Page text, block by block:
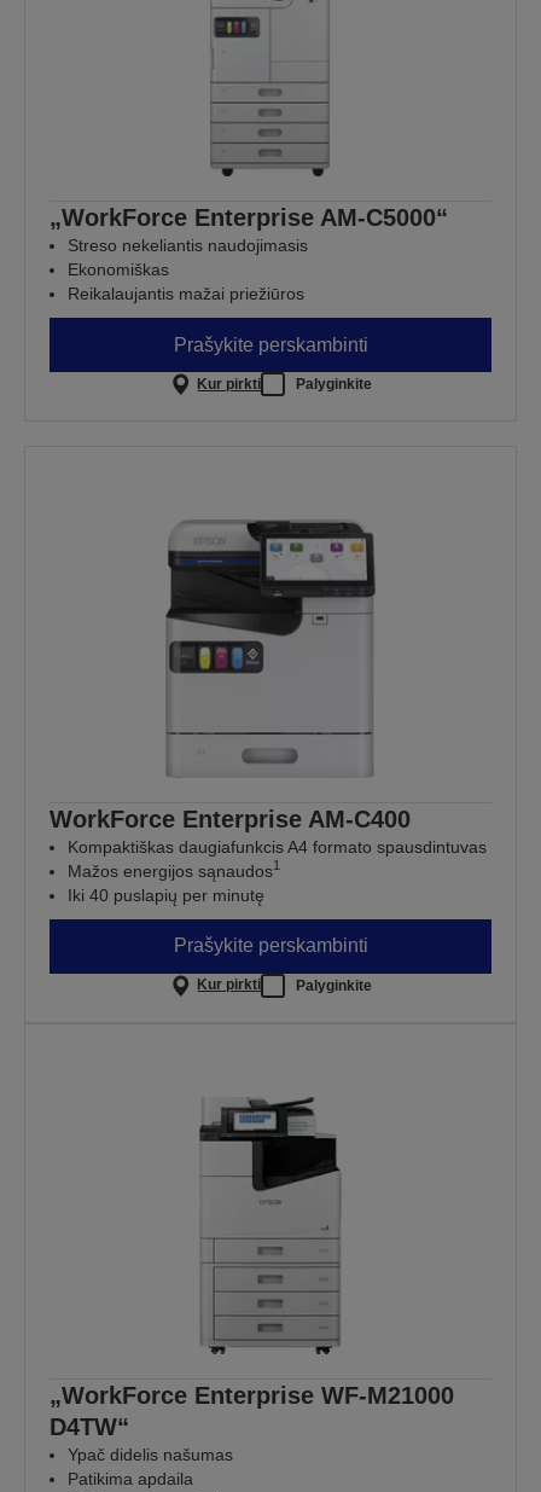
„WorkForce Enterprise AM-C5000“
Streso nekeliantis naudojimasis
Ekonomiškas
Reikalaujantis mažai priežiūros
Prašykite perskambinti
Kur pirkti Palyginkite
WorkForce Enterprise​ AM-C400
Kompaktiškas daugiafunkcis A4 formato spausdintuvas
Mažos energijos sąnaudos1
Iki 40 puslapių per minutę
Prašykite perskambinti
Kur pirkti Palyginkite
„WorkForce Enterprise WF-M21000
D4TW“
Ypač didelis našumas
Patikima apdaila